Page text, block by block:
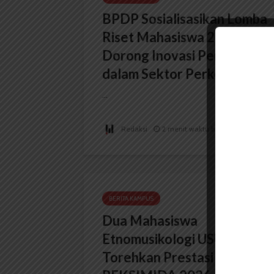
BPDP Sosialisasikan Lomba
Riset Mahasiswa 2026,
Dorong Inovasi Penelitian
dalam Sektor Perkebunan
...
Redaksi 2 menit waktu baca
BERITA KAMPUS
Dua Mahasiswa
Etnomusikologi USU
Torehkan Prestasi di